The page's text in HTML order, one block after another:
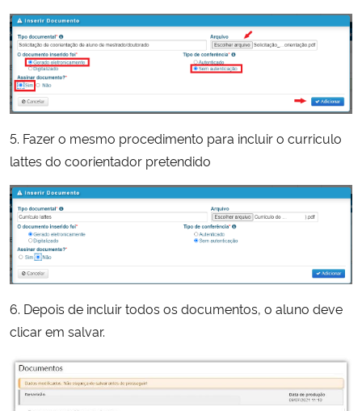
5. Fazer o mesmo procedimento para incluir o curriculo
lattes do coorientador pretendido
6. Depois de incluir todos os documentos, o aluno deve
clicar em salvar.